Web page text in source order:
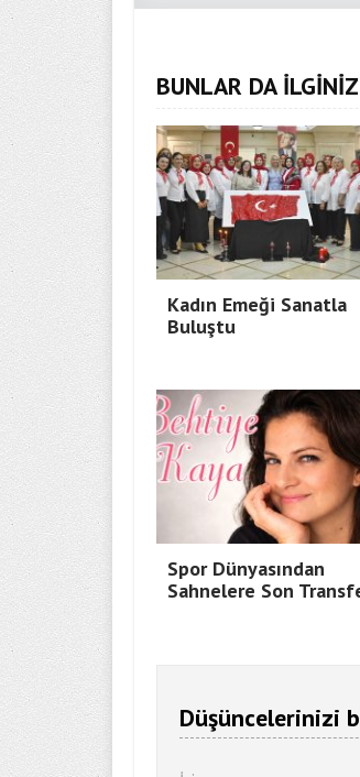
BUNLAR DA
Kadın Emeği Sanatla
Buluştu
Spor Dünyasından
Sahnelere Son
Düşüncelerinizi